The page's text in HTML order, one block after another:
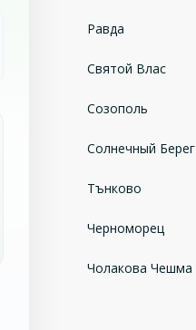
Равда
Святой Влас
Созополь
Солнечный Берег
Тънково
Черноморец
Чолакова Чешма